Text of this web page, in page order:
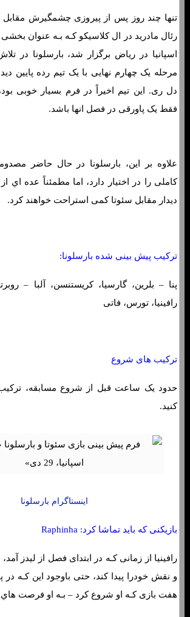
تنها چند روز پس از پیروزی چشمگیرش
رئال مادرید در ال کلاسیکو کـه بـه عنوان
اسپانیا در ریاض برگزار شد، بارسلونا در
مرحله یک چهارم نهایی با یک تیم رده پایین
دل ری. این تیم اخیراً در فرم بسیار خوبی
فقط یک پاورقی در فصل انها باشد.
علاوه بر این، بارسلونا در حال حاضر
کاملی را در اختیار دارد، اما مطمئناً عده اي از
دیدار مقابل سئوتا کمی استراحت خواهند کرد.
ترکیب پیش بینی شده بارسلونا:
پنا – بلرین، گارسیا، کریستنسن، آلبا –
رافینیا، تورس، فاتی
ترکیب های شروع
حدود یک ساعت قبل از شروع مسابقه،
کنید.
اینستاگرام بارسلونا
بازیکنی که باید تماشا کرد: Raphinha
رافینیا از زمانی کـه در ابتدای فصل از لیدز
و نقش خودرا پیدا کند، حتی باوجود این کـه در
هفت بازی کـه او شروع کرد – بـه او فرصت